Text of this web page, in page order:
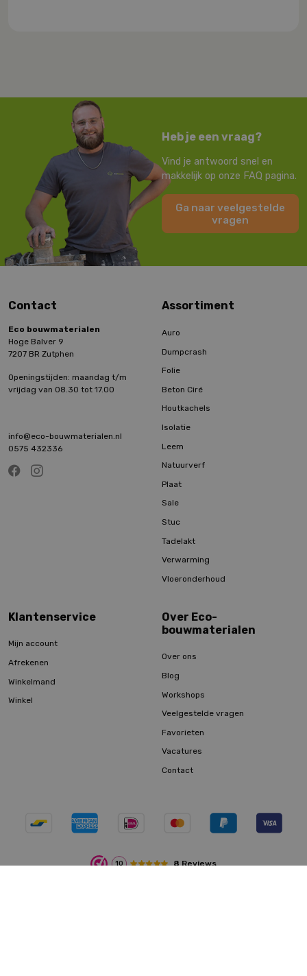
Heb je een vraag?
Vind je antwoord snel en
makkelijk op onze FAQ pagina.
Ga naar veelgestelde
vragen
Contact
Eco bouwmaterialen
Hoge Balver 9
7207 BR Zutphen
Openingstijden: maandag t/m
vrijdag van 08.30 tot 17.00
info@eco-bouwmaterialen.nl
0575 432336
Assortiment
Auro
Dumpcrash
Folie
Beton Ciré
Houtkachels
Isolatie
Leem
Natuurverf
Plaat
Sale
Stuc
Tadelakt
Verwarming
Vloeronderhoud
Klantenservice
Mijn account
Afrekenen
Winkelmand
Winkel
Over Eco-
bouwmaterialen
Over ons
Blog
Workshops
Veelgestelde vragen
Favorieten
Vacatures
Contact
10 8Reviews